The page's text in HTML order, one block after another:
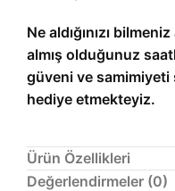
Ne aldığınızı
almış olduğunuz
güveni ve
hediye etmekteyiz.
Ürün Özellikleri
Değerlendirmeler (0)